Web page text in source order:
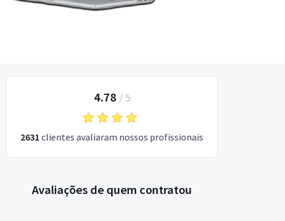
4.78 / 5
2631 clientes avaliaram nossos profissionais
Avaliações de quem contratou